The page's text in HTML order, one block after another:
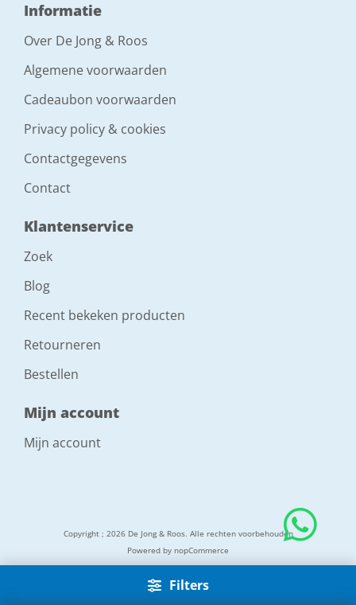
Filters
Informatie
Over De Jong & Roos
Algemene voorwaarden
Cadeaubon voorwaarden
Privacy policy & cookies
Contactgegevens
Contact
Klantenservice
Zoek
Blog
Recent bekeken producten
Retourneren
Bestellen
Mijn account
Mijn account
Copyright ; 2026 De Jong & Roos. Alle rechten voorbehouden
Powered by nopCommerce